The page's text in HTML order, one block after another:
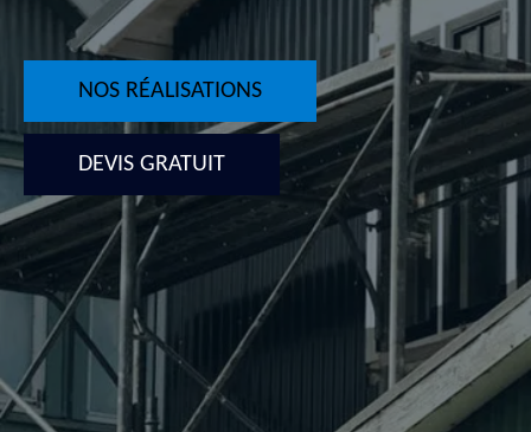
NOS RÉALISATIONS
DEVIS GRATUIT